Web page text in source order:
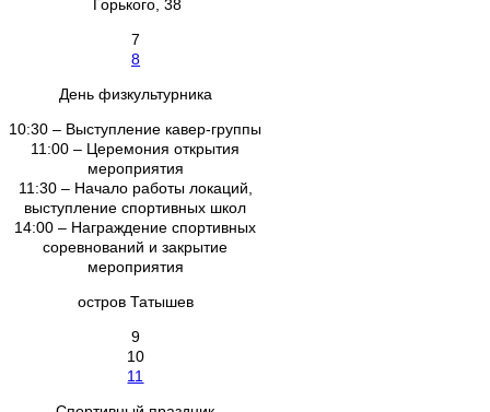
Горького, 38
7
8
День физкультурника
10:30 – Выступление кавер-группы
11:00 – Церемония открытия
мероприятия
11:30 – Начало работы локаций,
выступление спортивных школ
14:00 – Награждение спортивных
соревнований и закрытие
мероприятия
остров Татышев
9
10
11